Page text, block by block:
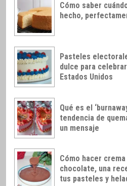
Cómo saber
hecho,
Pasteles
dulce para
Estados Unidos
Qué es el
tendencia de
un mensaje
Cómo hacer
chocolate, una
tus pasteles y